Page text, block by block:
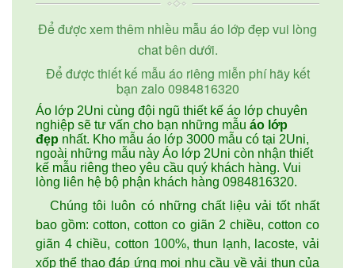
Để được xem thêm nhiều mẫu áo lớp đẹp vui lòng
chat bên dưới.
Để được thiết kế mẫu áo riêng miễn phí hãy kết
bạn zalo 0984816320
Áo lớp 2Uni cùng đội ngũ thiết kế áo lớp chuyên
nghiệp sẽ tư vấn cho bạn những mẫu áo lớp
đẹp nhất. Kho mẫu áo lớp 3000 mẫu có tại 2Uni,
ngoài những mẫu này Áo lớp 2Uni còn nhận thiết
kế mẫu riêng theo yêu cầu quý khách hàng. Vui
lòng liên hệ bộ phận khách hàng 0984816320.
Chúng tôi luôn có những chất liệu vải tốt nhất
bao gồm: cotton, cotton co giãn 2 chiều, cotton co
giãn 4 chiều, cotton 100%, thun lạnh, lacoste, vải
xốp thể thao đáp ứng mọi nhu cầu về vải thun của